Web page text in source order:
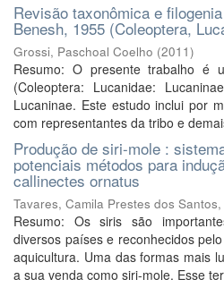
Revisão taxonômica e
Benesh, 1955 (Coleoptera,
Grossi, Paschoal Coelho (2011)
Resumo: O presente trabalho é
(Coleoptera: Lucanidae:
Lucaninae. Este estudo inclui por
com representantes da tribo e
Produção de siri-mole :
potenciais métodos para
callinectes ornatus
Tavares, Camila Prestes dos
Resumo: Os siris são
diversos países e reconhecidos
aquicultura. Uma das formas mais
a sua venda como siri-mole. Esse